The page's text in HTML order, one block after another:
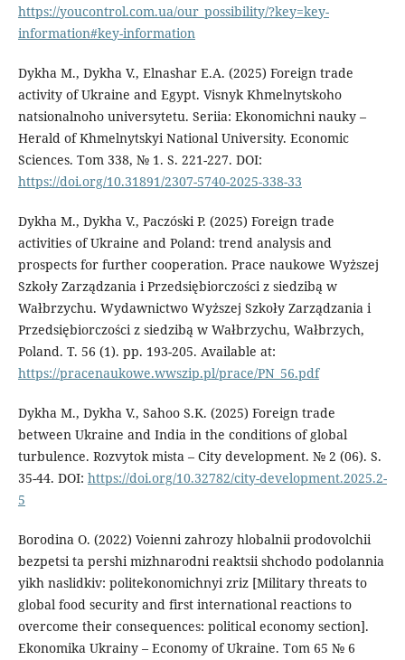
https://youcontrol.com.ua/our_possibility/?key=key-
information#key-information
Dykha M., Dykha V., Elnashar E.A. (2025) Foreign trade
activity of Ukraine and Egypt. Visnyk Khmelnytskoho
natsionalnoho universytetu. Seriia: Ekonomichni nauky –
Herald of Khmelnytskyi National University. Economic
Sciences. Tom 338, № 1. S. 221-227. DOI:
https://doi.org/10.31891/2307-5740-2025-338-33
Dykha M., Dykha V., Paczóski P. (2025) Foreign trade
activities of Ukraine and Poland: trend analysis and
prospects for further cooperation. Prace naukowe Wyższej
Szkoły Zarządzania i Przedsiębiorczości z siedzibą w
Wałbrzychu. Wydawnictwo Wyższej Szkoły Zarządzania i
Przedsiębiorczości z siedzibą w Wałbrzychu, Wałbrzych,
Poland. Т. 56 (1). pp. 193-205. Available at:
https://pracenaukowe.wwszip.pl/prace/PN_56.pdf
Dykha M., Dykha V., Sahoo S.K. (2025) Foreign trade
between Ukraine and India in the conditions of global
turbulence. Rozvytok mista – City development. № 2 (06). S.
35-44. DOI: https://doi.org/10.32782/city-development.2025.2-
5
Borodina O. (2022) Voienni zahrozy hlobalnii prodovolchii
bezpetsi ta pershi mizhnarodni reaktsii shchodo podolannia
yikh naslidkiv: politekonomichnyi zriz [Military threats to
global food security and first international reactions to
overcome their consequences: political economy section].
Ekonomika Ukrainy – Economy of Ukraine. Tom 65 № 6